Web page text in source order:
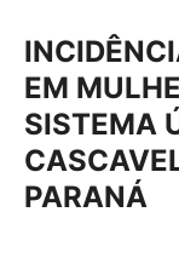
EM
SISTEMA
PARANÁ